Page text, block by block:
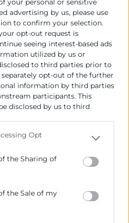
advertising by us, please use
to confirm your selection.
opt-out request is
seeing interest-based ads
utilized by us or
to third parties prior to
opt-out of the further
information by third parties
participants. This
disclosed by us to third
app uses one or more
gather and store information
to your visit or usage
to grant or deny consent to
in below Google consent
Opt
the Sharing of
the Sale of my
a través de las ordenanzas
mencionadas, que
directa en los
de compra de los
al Alcalde-Presidente del
trasladando la
a la organización de
de venta directa de
distintos emplazamientos de
a crear una situación de
a las tiendas
y puestos de mercado de
por las diferentes
de los productos,
gastos afectos a la
establecidos deben